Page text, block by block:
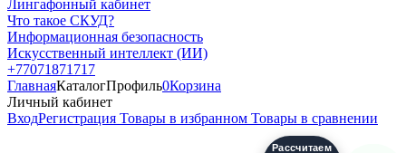
Лингафонный кабинет
Что такое СКУД?
Информационная безопасность
Искусственный интеллект (ИИ)
+77071871717
Рассчитаем
ГлавнаяКаталогПрофиль0Корзина
Личный кабинет
ВходРегистрация Товары в избранном Товары в сравнении